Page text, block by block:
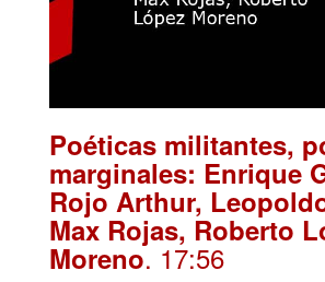
Poéticas militantes,
marginales: Enrique
Rojo Arthur,
Max Rojas, Roberto
Moreno. 17:56